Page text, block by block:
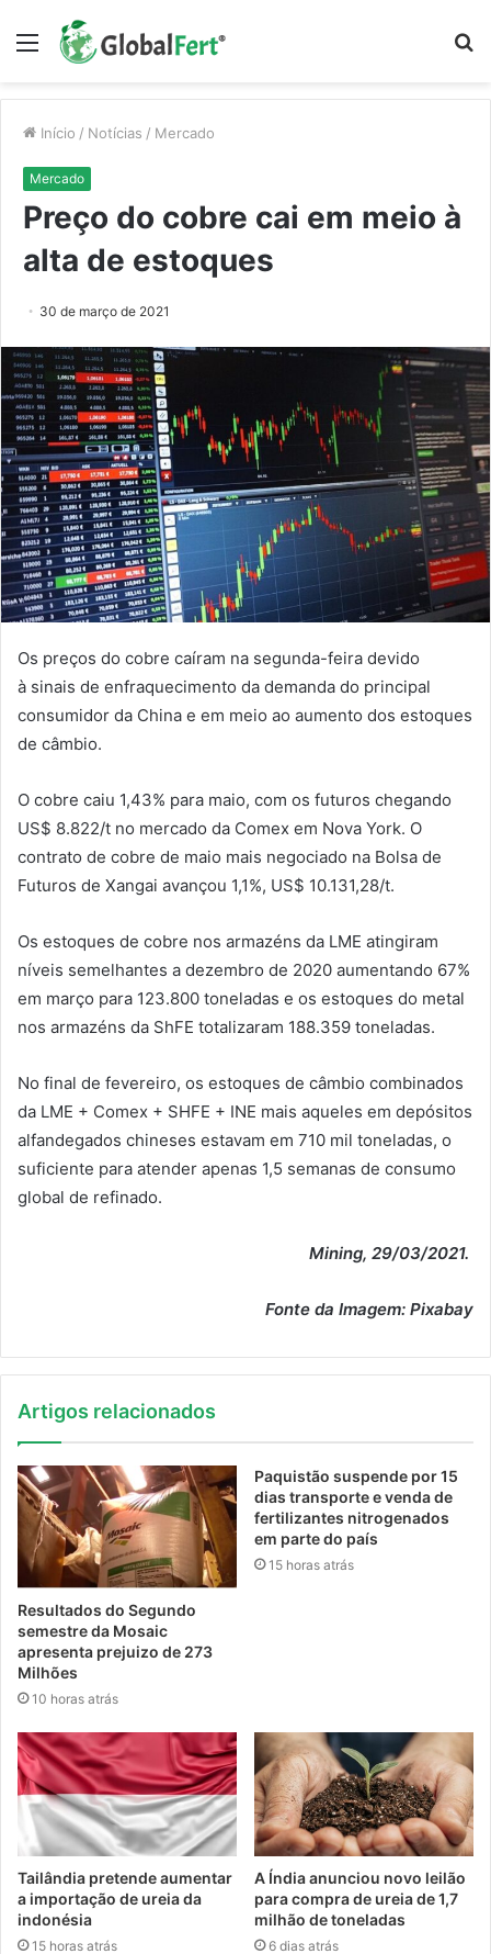
Menu
Início / Notícias / Mercado
Mercado
Preço do cobre cai em meio à
alta de estoques
30 de março de 2021
Os preços do cobre caíram na segunda-feira devido
à sinais de enfraquecimento da demanda do principal
consumidor da China e em meio ao aumento dos estoques
de câmbio.
O cobre caiu 1,43% para maio, com os futuros chegando
US$ 8.822/t no mercado da Comex em Nova York. O
contrato de cobre de maio mais negociado na Bolsa de
Futuros de Xangai avançou 1,1%, US$ 10.131,28/t.
Os estoques de cobre nos armazéns da LME atingiram
níveis semelhantes a dezembro de 2020 aumentando 67%
em março para 123.800 toneladas e os estoques do metal
nos armazéns da ShFE totalizaram 188.359 toneladas.
No final de fevereiro, os estoques de câmbio combinados
da LME + Comex + SHFE + INE mais aqueles em depósitos
alfandegados chineses estavam em 710 mil toneladas, o
suficiente para atender apenas 1,5 semanas de consumo
global de refinado.
Mining, 29/03/2021.
Fonte da Imagem: Pixabay
Artigos relacionados
Resultados do Segundo
semestre da Mosaic
apresenta prejuizo de 273
Milhões
10 horas atrás
Paquistão suspende por 15
dias transporte e venda de
fertilizantes nitrogenados
em parte do país
15 horas atrás
Tailândia pretende aumentar
a importação de ureia da
indonésia
15 horas atrás
A Índia anunciou novo leilão
para compra de ureia de 1,7
milhão de toneladas
6 dias atrás